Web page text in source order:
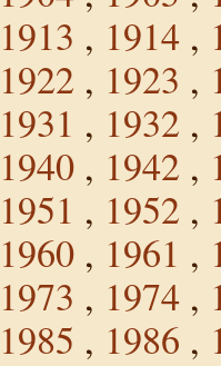
1913 , 1914 ,
1922 , 1923 ,
1931 , 1932 ,
1940 , 1942 ,
1951 , 1952 ,
1960 , 1961 ,
1973 , 1974 ,
1985 , 1986 ,